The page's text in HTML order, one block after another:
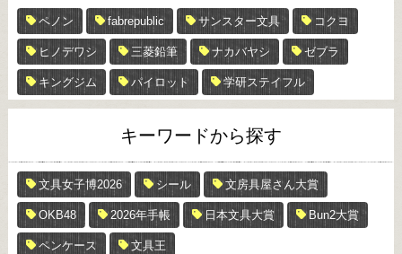
ペノン fabrepublic サンスター文具 コクヨ
ヒノデワシ 三菱鉛筆 ナカバヤシ ゼブラ
キングジム パイロット 学研ステイフル
キーワードから探す
文具女子博2026 シール 文房具屋さん大賞
OKB48 2026年手帳 日本文具大賞 Bun2大賞
ペンケース 文具王